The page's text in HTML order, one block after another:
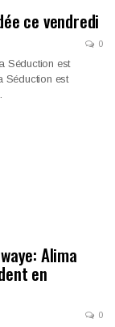
ce vendredi
0
Séduction est
Séduction est
Alima
en
0